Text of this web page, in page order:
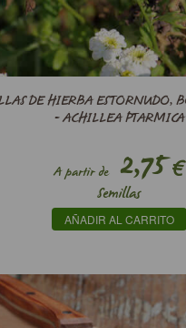
DE HIERBA ESTORNUDO,
- ACHILLEA PTARMICA
A partir de2,75€
Semillas
AÑADIR AL CARRITO